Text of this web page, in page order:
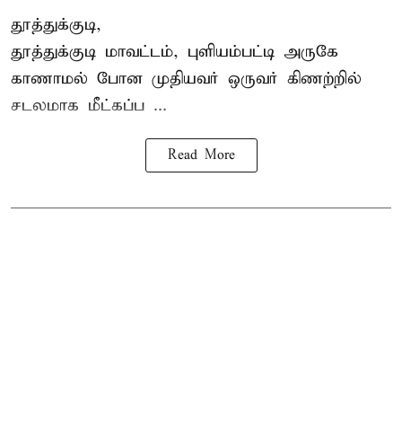
தூத்துக்குடி,
தூத்துக்குடி மாவட்டம், புளியம்பட்டி அருகே
காணாமல் போன முதியவர் ஒருவர் கிணற்றில்
சடலமாக மீட்கப்ப ...
Read More